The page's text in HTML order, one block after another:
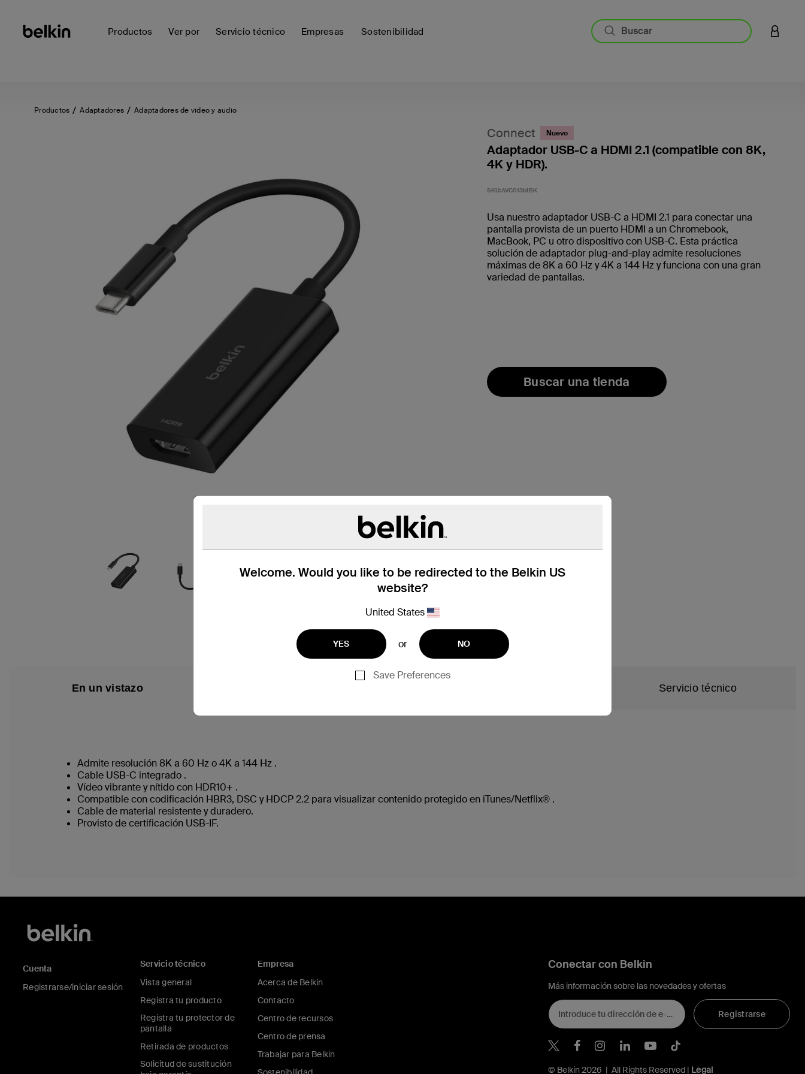
Productos Ver por Servicio técnico Empresas Sostenibilidad
Welcome. Would you like to be redirected to the Belkin US
website?
United States
YES or NO
Save Preferences
Productos Adaptadores Adaptadores de vídeo y audio
Connect Nuevo
Adaptador USB-C a HDMI 2.1 (compatible con 8K,
4K y HDR).
SKU:AVC013btBK
Usa nuestro adaptador USB-C a HDMI 2.1 para conectar una
pantalla provista de un puerto HDMI a un Chromebook,
MacBook, PC u otro dispositivo con USB-C. Esta práctica
solución de adaptador plug-and-play admite resoluciones
máximas de 8K a 60 Hz y 4K a 144 Hz y funciona con una gran
variedad de pantallas.
Buscar una tienda
En un vistazo Servicio técnico
Admite resolución 8K a 60 Hz o 4K a 144 Hz .
Cable USB-C integrado .
Vídeo vibrante y nítido con HDR10+ .
Compatible con codificación HBR3, DSC y HDCP 2.2 para visualizar contenido protegido en iTunes/Netflix® .
Cable de material resistente y duradero.
Provisto de certificación USB-IF.
Cuenta
Registrarse/iniciar sesión
Servicio técnico
Vista general
Registra tu producto
Registra tu protector de
pantalla
Retirada de productos
Solicitud de sustitución
Empresa
Acerca de Belkin
Contacto
Centro de recursos
Centro de prensa
Trabajar para Belkin
Conectar con Belkin
Más información sobre las novedades y ofertas
Registrarse
Belkin Twitter
© Belkin 2026 | All Rights Reserved | Legal